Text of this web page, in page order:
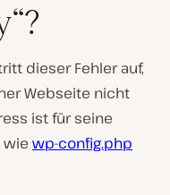
dieser Fehler auf,
Webseite nicht
ist für seine
wie wp-config.php